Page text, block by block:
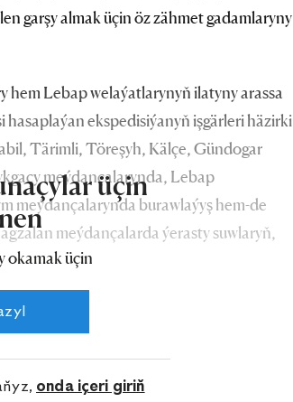
garşy almak üçin öz zähmet gadamlaryny
hem Lebap welaýatlarynyň ilatyny arassa
hasaplaýan ekspedisiýanyň işgärleri häzirki
Tärimli, Töreşyh, Kälçe, Gündogar
meýdançalarynda, Lebap
meýdançalarynda burawlaýyş hem-de
meýdançalarda ýerasty suwlaryň,
hasaplamak işleri ýokary netijeli,
üçin
okamak üçin
onda içeri giriň